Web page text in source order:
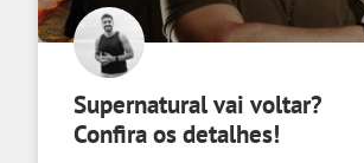
Supernatural vai voltar?
Confira os detalhes!